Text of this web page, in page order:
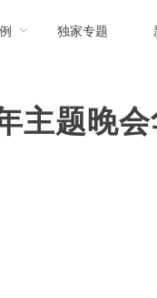
独家专题
主题晚